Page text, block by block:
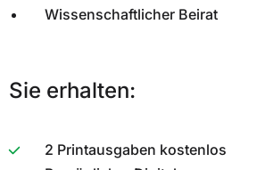
Wissenschaftlicher Beirat
Sie erhalten:
2 Printausgaben kostenlos